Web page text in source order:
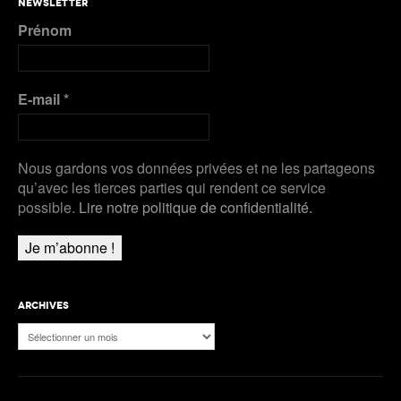
Plus de Audios
NEWSLETTER
Prénom
E-mail*
Nous gardons vos données privées et ne les partageons
qu’avec les tierces parties qui rendent ce service
possible. Lire notre politique de confidentialité.
ARCHIVES
Archives